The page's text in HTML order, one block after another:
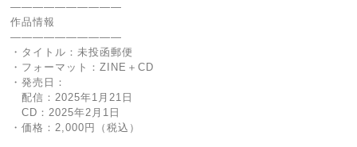
――――――――――
作品情報
――――――――――
・タイトル：未投函郵便
・フォーマット：ZINE＋CD
・発売日：
配信：2025年1月21日
CD：2025年2月1日
・価格：2,000円（税込）